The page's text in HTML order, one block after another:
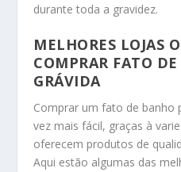
durante toda a gravidez.
MELHORES LOJAS
COMPRAR FATO
GRÁVIDA
Comprar um fato de banho
vez mais fácil, graças à
oferecem produtos de
Aqui estão algumas das